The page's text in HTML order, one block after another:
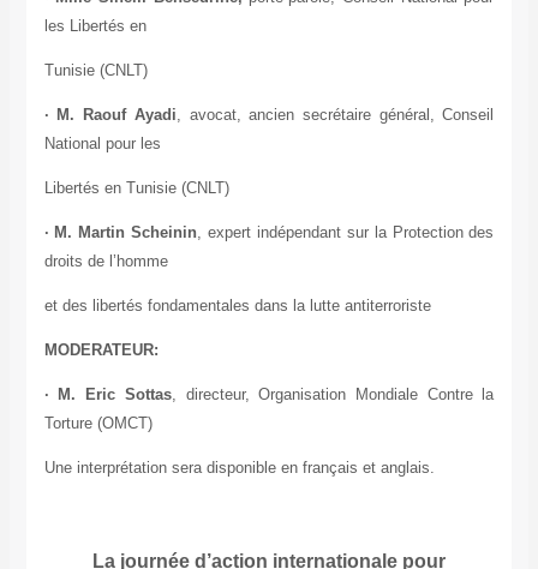
les Libertés en
Tunisie (CNLT)
· M. Raouf Ayadi, avocat, ancien secrétaire général, Conseil
National pour les
Libertés en Tunisie (CNLT)
· M. Martin Scheinin, expert indépendant sur la Protection des
droits de l’homme
et des libertés fondamentales dans la lutte antiterroriste
MODERATEUR:
· M. Eric Sottas, directeur, Organisation Mondiale Contre la
Torture (OMCT)
Une interprétation sera disponible en français et anglais.
La journée d’action internationale pour